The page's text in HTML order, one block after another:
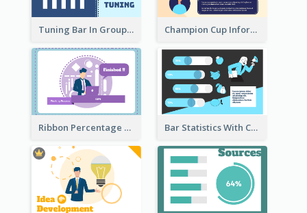
Tuning Bar In Groups Champion Cup Informative Record
Ribbon Percentage Measurement Bar Statistics With Comparison